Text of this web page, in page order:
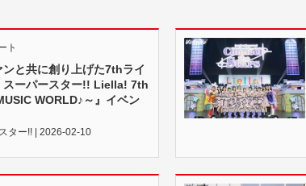
ト
と共に創り上げた7thライ
スーパースター!! Liella! 7th
WORLD♪～』イベン
ター!! | 2026-02-10